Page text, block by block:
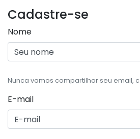
Cadastre-se
Nome
Nunca vamos compartilhar seu email,
E-mail